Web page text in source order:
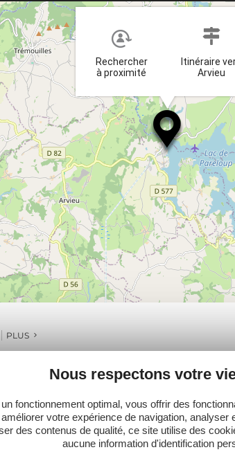
Rechercher
à proximité
Itinéraire
Arvieu
PLUS
Ne manquez pas notre
inspirer pour profiter
Nous respectons votre
fonctionnement optimal, vous offrir des
votre expérience de navigation, analyser
des contenus de qualité, ce site utilise des
aucune information d'identification